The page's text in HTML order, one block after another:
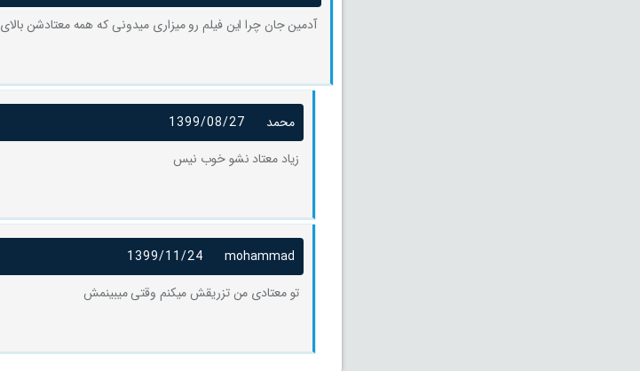
آدمین جان چرا این فیلم رو میزاری میدونی که همه معتادشن بالای 100 بار دیدم این لعنتی چرا قدیمی نمیشه…
محمد
1399/08/27
زیاد معتاد نشو خوب نیس
mohammad
1399/11/24
تو معتادی من تزریقش میکنم وقتی میبینمش